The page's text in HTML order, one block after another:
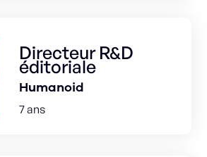
Directeur R&D
éditoriale
Humanoid
7 ans